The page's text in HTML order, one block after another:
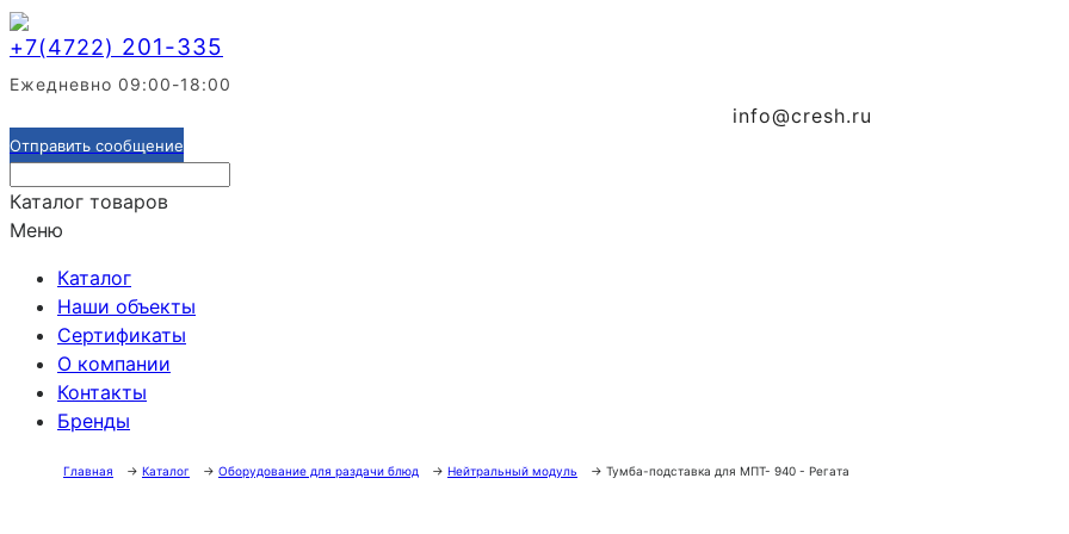
+7(4722) 201-335
Ежедневно 09:00-18:00
info@cresh.ru
Отправить сообщение
Каталог товаров
Меню
Каталог
Наши объекты
Сертификаты
О компании
Контакты
Бренды
Главная → Каталог → Оборудование для раздачи блюд → Нейтральный модуль → Тумба-подставка для МПТ- 940 - Регата